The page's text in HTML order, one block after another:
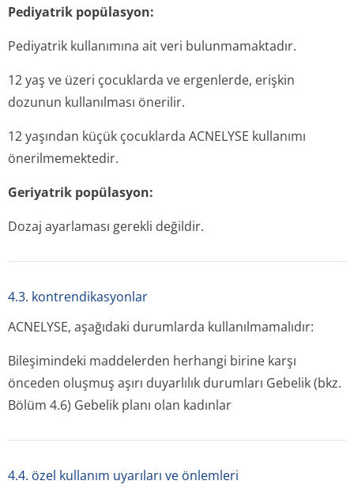
Pediyatrik popülasyon:
Pediyatrik kullanımına ait veri bulunmamaktadır.
12 yaş ve üzeri çocuklarda ve ergenlerde, erişkin
dozunun kullanılması önerilir.
12 yaşından küçük çocuklarda ACNELYSE kullanımı
önerilmemektedir.
Geriyatrik popülasyon:
Dozaj ayarlaması gerekli değildir.
4.3. kontrendikasyonlar
ACNELYSE, aşağıdaki durumlarda kullanılmamalıdır:
Bileşimindeki maddelerden herhangi birine karşı
önceden oluşmuş aşırı duyarlılık durumları Gebelik (bkz.
Bölüm 4.6) Gebelik planı olan kadınlar
4.4. özel kullanım uyarıları ve önlemleri